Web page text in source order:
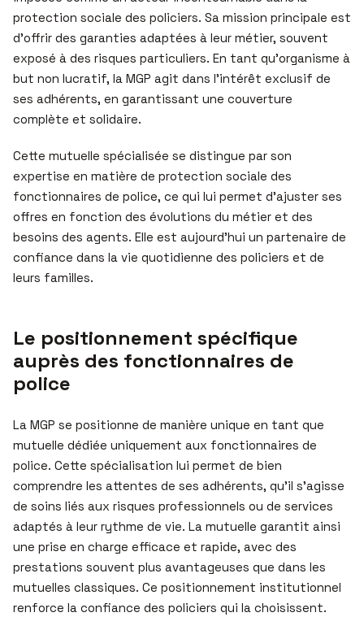
protection sociale des policiers. Sa mission principale est
d’offrir des garanties adaptées à leur métier, souvent
exposé à des risques particuliers. En tant qu’organisme à
but non lucratif, la MGP agit dans l’intérêt exclusif de
ses adhérents, en garantissant une couverture
complète et solidaire.
Cette mutuelle spécialisée se distingue par son
expertise en matière de protection sociale des
fonctionnaires de police, ce qui lui permet d’ajuster ses
offres en fonction des évolutions du métier et des
besoins des agents. Elle est aujourd’hui un partenaire de
confiance dans la vie quotidienne des policiers et de
leurs familles.
Le positionnement spécifique
auprès des fonctionnaires de
police
La MGP se positionne de manière unique en tant que
mutuelle dédiée uniquement aux fonctionnaires de
police. Cette spécialisation lui permet de bien
comprendre les attentes de ses adhérents, qu’il s’agisse
de soins liés aux risques professionnels ou de services
adaptés à leur rythme de vie. La mutuelle garantit ainsi
une prise en charge efficace et rapide, avec des
prestations souvent plus avantageuses que dans les
mutuelles classiques. Ce positionnement institutionnel
renforce la confiance des policiers qui la choisissent.